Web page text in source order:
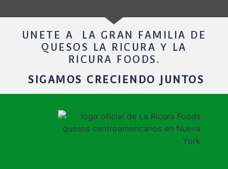
UNETE A LA GRAN FAMILIA DE
QUESOS LA RICURA Y LA
RICURA FOODS.
SIGAMOS CRECIENDO JUNTOS